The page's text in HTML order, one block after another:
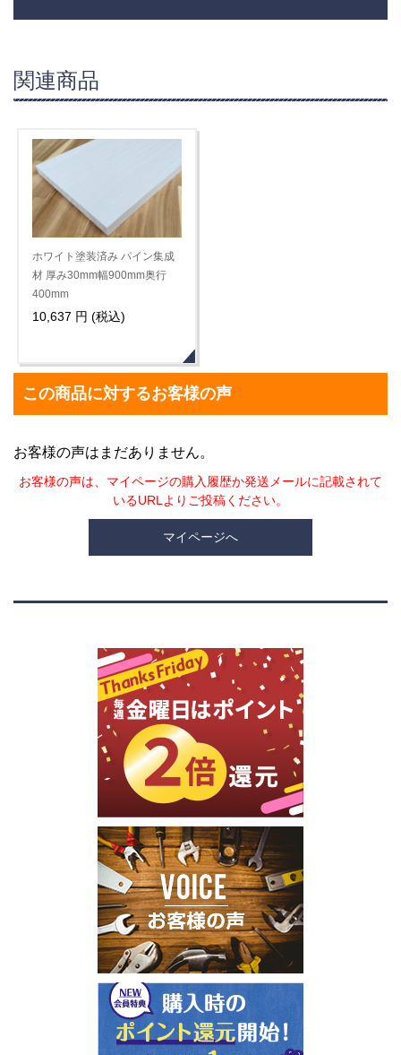
関連商品
ホワイト塗装済み パイン集成
材 厚み30mm幅900mm奥行
400mm
10,637 円 (税込)
この商品に対するお客様の声
お客様の声はまだありません。
お客様の声は、マイページの購入履歴か発送メールに記載されて
いるURLよりご投稿ください。
マイページへ